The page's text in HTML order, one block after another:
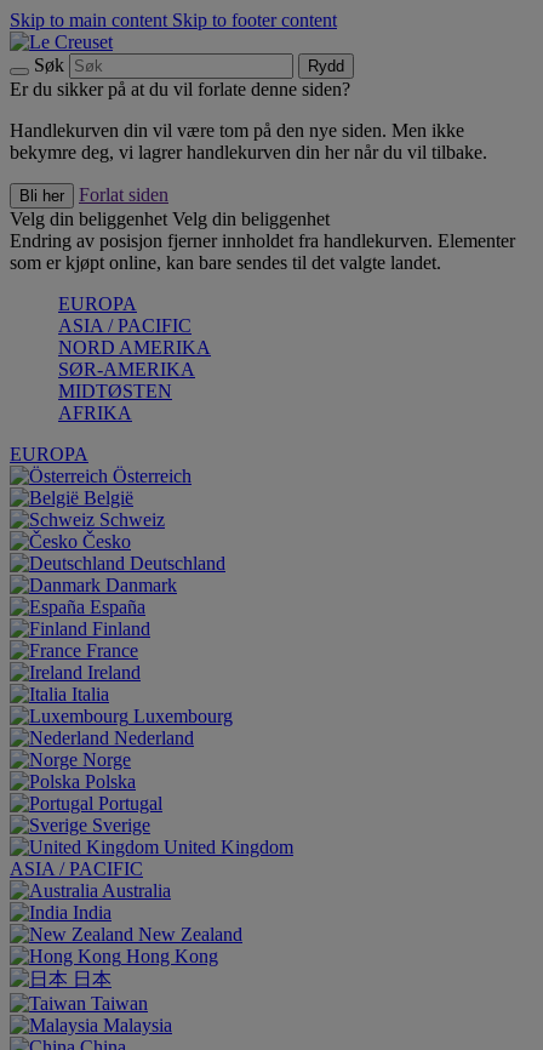
Skip to main content Skip to footer content
Søk Rydd
Er du sikker på at du vil forlate denne siden?
Handlekurven din vil være tom på den nye siden. Men ikke
bekymre deg, vi lagrer handlekurven din her når du vil tilbake.
Bli her
Forlat siden
Velg din beliggenhet Velg din beliggenhet
Endring av posisjon fjerner innholdet fra handlekurven. Elementer
som er kjøpt online, kan bare sendes til det valgte landet.
EUROPA
ASIA / PACIFIC
NORD AMERIKA
SØR-AMERIKA
MIDTØSTEN
AFRIKA
EUROPA
Österreich
België
Schweiz
Česko
Deutschland
Danmark
España
Finland
France
Ireland
Italia
Luxembourg
Nederland
Norge
Polska
Portugal
Sverige
United Kingdom
ASIA / PACIFIC
Australia
India
New Zealand
Hong Kong
日本
Taiwan
Malaysia